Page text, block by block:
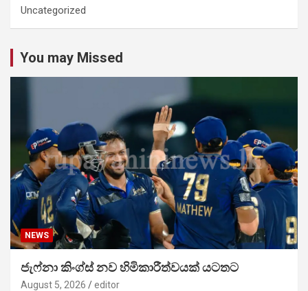
Uncategorized
You may Missed
NEWS
ජැෆ්නා කිංග්ස් නව හිමිකාරීත්වයක් යටතට
August 5, 2026 editor